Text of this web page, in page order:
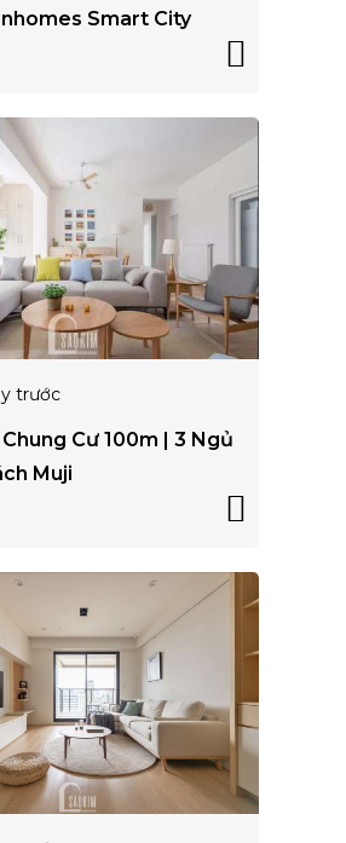
Smart City
trước
Cư 100m | 3 Ngủ
Muji